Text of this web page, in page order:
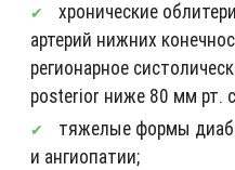
хронические
артерий нижних
регионарное
posterior ниже 80 мм рт.
тяжелые формы
и ангиопатии;